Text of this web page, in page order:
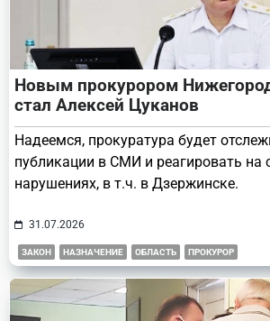
Новым прокурором
стал Алексей Цуканов
Надеемся, прокуратура будет
публикации в СМИ и реагировать на
нарушениях, в т.ч. в Дзержинске.
31.07.2026
ЗАКОН НАЗНАЧЕНИЕ ОБЛАСТЬ ПРОКУРОР